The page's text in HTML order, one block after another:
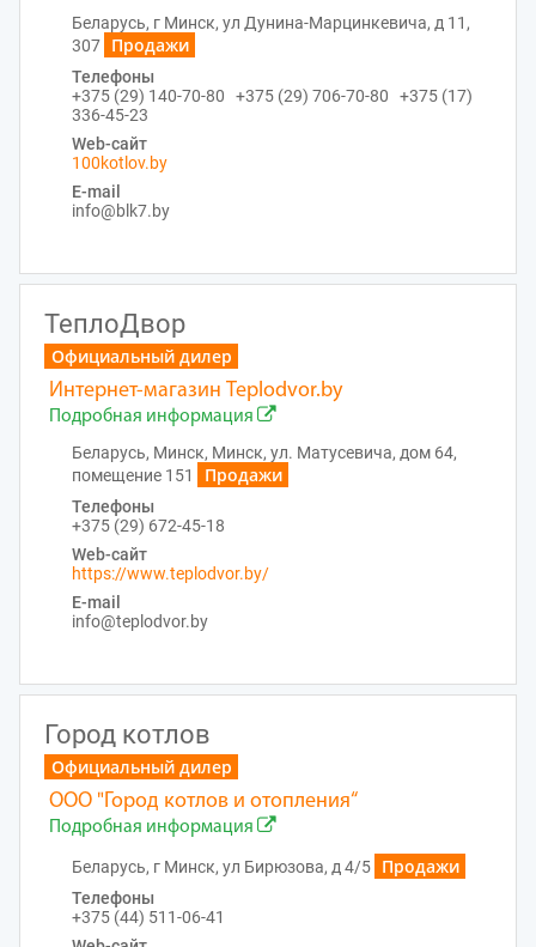
Беларусь, г Минск, ул Дунина-Марцинкевича, д 11,
307
Продажи
Телефоны
+375 (29) 140-70-80 +375 (29) 706-70-80 +375 (17)
336-45-23
Web-сайт
100kotlov.by
E-mail
info@blk7.by
ТеплоДвор
Официальный дилер
Интернет-магазин Teplodvor.by
Подробная информация
Беларусь, Минск, Минск, ул. Матусевича, дом 64,
помещение 151
Продажи
Телефоны
+375 (29) 672-45-18
Web-сайт
https://www.teplodvor.by/
E-mail
info@teplodvor.by
Город котлов
Официальный дилер
ООО "Город котлов и отопления“
Подробная информация
Беларусь, г Минск, ул Бирюзова, д 4/5 Продажи
Телефоны
+375 (44) 511-06-41